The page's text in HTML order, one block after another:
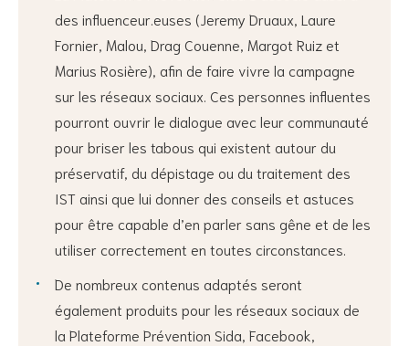
des influenceur.euses (Jeremy Druaux, Laure
Fornier, Malou, Drag Couenne, Margot Ruiz et
Marius Rosière), afin de faire vivre la campagne
sur les réseaux sociaux. Ces personnes influentes
pourront ouvrir le dialogue avec leur communauté
pour briser les tabous qui existent autour du
préservatif, du dépistage ou du traitement des
IST ainsi que lui donner des conseils et astuces
pour être capable d’en parler sans gêne et de les
utiliser correctement en toutes circonstances.
De nombreux contenus adaptés seront
également produits pour les réseaux sociaux de
la Plateforme Prévention Sida, Facebook,